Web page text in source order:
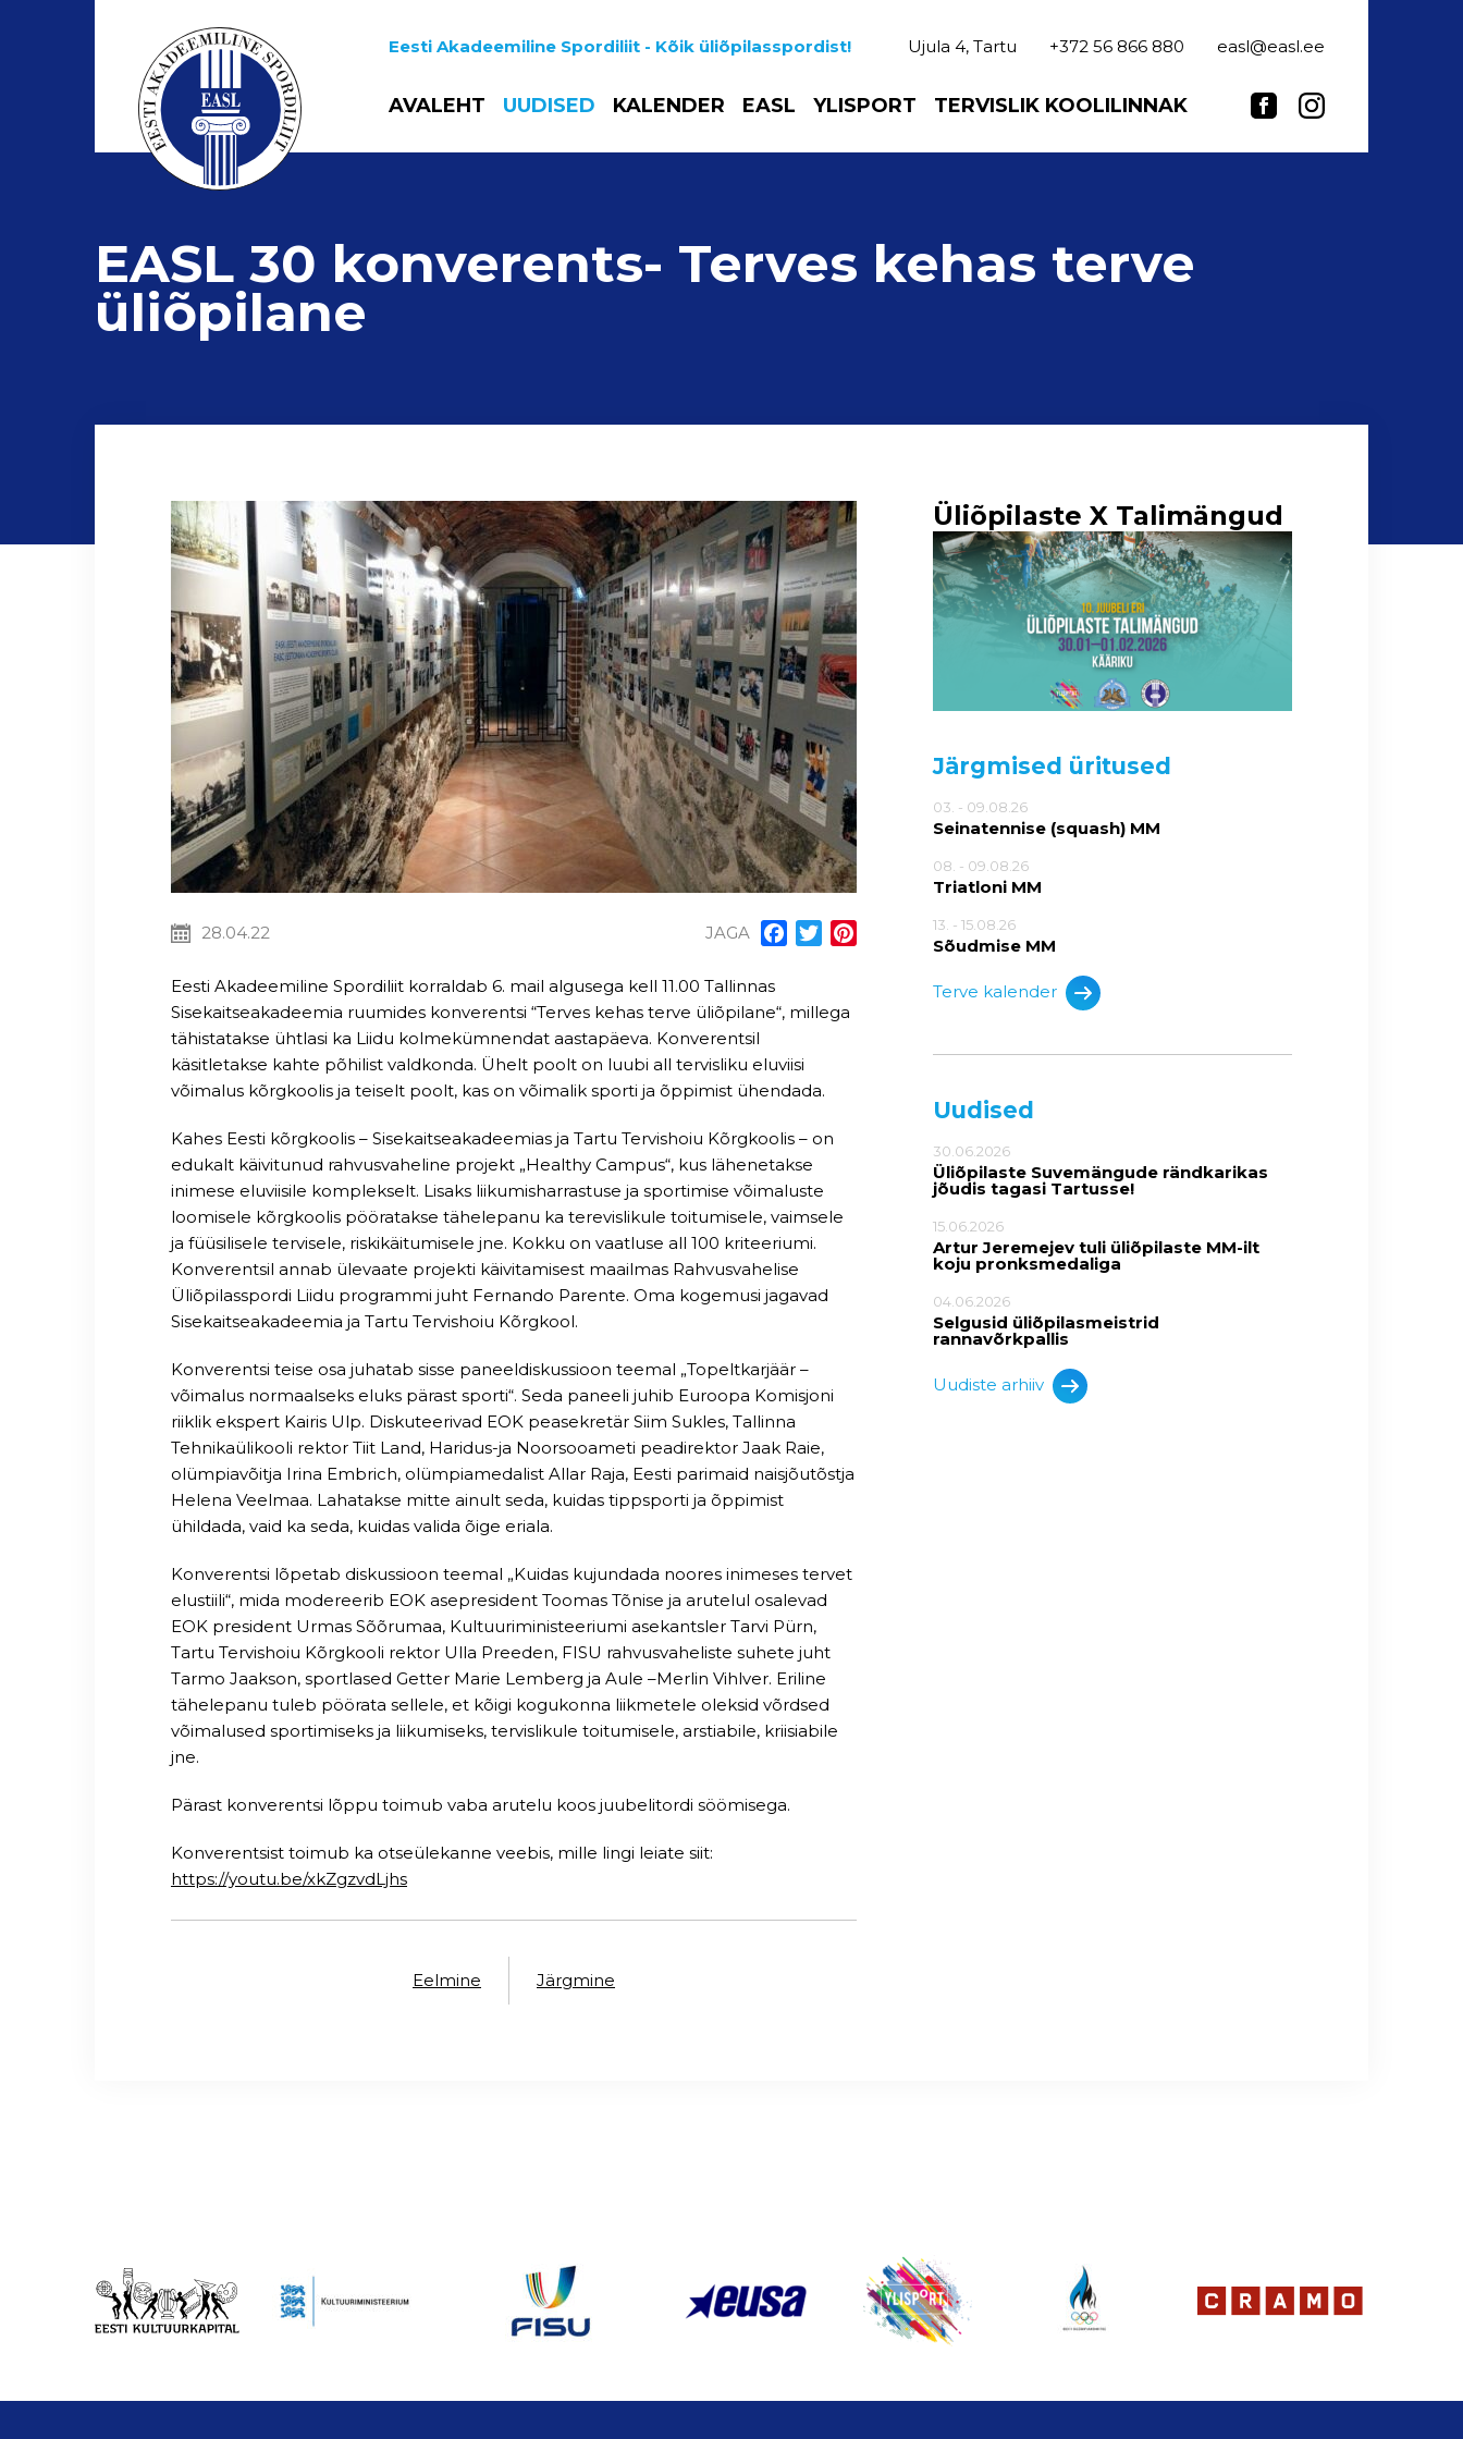
Eesti Akadeemiline Spordiliit - Kõik üliõpilasspordist! Ujula 4, Tartu +372 56 866 880 easl@easl.ee
AVALEHT UUDISED KALENDER EASL YLISPORT TERVISLIK KOOLILINNAK
EASL 30 konverents- Terves kehas terve
üliõpilane
Üliõpilaste X Talimängud
Järgmised üritused
03. - 09.08.26
Seinatennise (squash) MM
08. - 09.08.26
Triatloni MM
13. - 15.08.26
Sõudmise MM
Terve kalender
Uudised
30.06.2026
Üliõpilaste Suvemängude rändkarikas
jõudis tagasi Tartusse!
15.06.2026
Artur Jeremejev tuli üliõpilaste MM-ilt
koju pronksmedaliga
04.06.2026
Selgusid üliõpilasmeistrid
rannavõrkpallis
Uudiste arhiiv
28.04.22 JAGA Facebook
TwitterPinterest
Eesti Akadeemiline Spordiliit korraldab 6. mail algusega kell 11.00 Tallinnas
Sisekaitseakadeemia ruumides konverentsi “Terves kehas terve üliõpilane“, millega
tähistatakse ühtlasi ka Liidu kolmekümnendat aastapäeva. Konverentsil
käsitletakse kahte põhilist valdkonda. Ühelt poolt on luubi all tervisliku eluviisi
võimalus kõrgkoolis ja teiselt poolt, kas on võimalik sporti ja õppimist ühendada.
Kahes Eesti kõrgkoolis – Sisekaitseakadeemias ja Tartu Tervishoiu Kõrgkoolis – on
edukalt käivitunud rahvusvaheline projekt „Healthy Campus“, kus lähenetakse
inimese eluviisile komplekselt. Lisaks liikumisharrastuse ja sportimise võimaluste
loomisele kõrgkoolis pööratakse tähelepanu ka terevislikule toitumisele, vaimsele
ja füüsilisele tervisele, riskikäitumisele jne. Kokku on vaatluse all 100 kriteeriumi.
Konverentsil annab ülevaate projekti käivitamisest maailmas Rahvusvahelise
Üliõpilasspordi Liidu programmi juht Fernando Parente. Oma kogemusi jagavad
Sisekaitseakadeemia ja Tartu Tervishoiu Kõrgkool.
Konverentsi teise osa juhatab sisse paneeldiskussioon teemal „Topeltkarjäär –
võimalus normaalseks eluks pärast sporti“. Seda paneeli juhib Euroopa Komisjoni
riiklik ekspert Kairis Ulp. Diskuteerivad EOK peasekretär Siim Sukles, Tallinna
Tehnikaülikooli rektor Tiit Land, Haridus-ja Noorsooameti peadirektor Jaak Raie,
olümpiavõitja Irina Embrich, olümpiamedalist Allar Raja, Eesti parimaid naisjõutõstja
Helena Veelmaa. Lahatakse mitte ainult seda, kuidas tippsporti ja õppimist
ühildada, vaid ka seda, kuidas valida õige eriala.
Konverentsi lõpetab diskussioon teemal „Kuidas kujundada noores inimeses tervet
elustiili“, mida modereerib EOK asepresident Toomas Tõnise ja arutelul osalevad
EOK president Urmas Sõõrumaa, Kultuuriministeeriumi asekantsler Tarvi Pürn,
Tartu Tervishoiu Kõrgkooli rektor Ulla Preeden, FISU rahvusvaheliste suhete juht
Tarmo Jaakson, sportlased Getter Marie Lemberg ja Aule –Merlin Vihlver. Eriline
tähelepanu tuleb pöörata sellele, et kõigi kogukonna liikmetele oleksid võrdsed
võimalused sportimiseks ja liikumiseks, tervislikule toitumisele, arstiabile, kriisiabile
jne.
Pärast konverentsi lõppu toimub vaba arutelu koos juubelitordi söömisega.
Konverentsist toimub ka otseülekanne veebis, mille lingi leiate siit:
https://youtu.be/xkZgzvdLjhs
Eelmine Järgmine